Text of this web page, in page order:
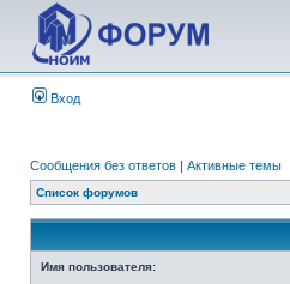
Вход
Сообщения без ответов | Активные темы
Список форумов
Имя пользователя: